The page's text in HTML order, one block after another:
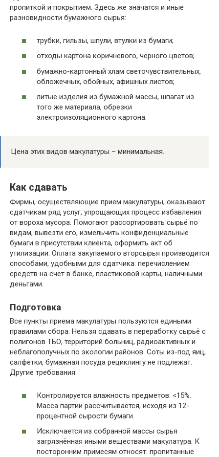
пропиткой и покрытием. Здесь же значатся и иные
разновидности бумажного сырья:
трубки, гильзы, шпули, втулки из бумаги;
отходы картона коричневого, чёрного цветов;
бумажно-картонный хлам светочувствительных,
обложечных, обойных, афишных листов;
литые изделия из бумажной массы, шпагат из
того же материала, обрезки
электроизоляционного картона.
Цена этих видов макулатуры – минимальная.
Как сдавать
Фирмы, осуществляющие прием макулатуры, оказывают
сдатчикам ряд услуг, упрощающих процесс избавления
от вороха мусора. Помогают рассортировать сырьё по
видам, вывезти его, измельчить конфиденциальные
бумаги в присутствии клиента, оформить акт об
утилизации. Оплата закупаемого вторсырья производится
способами, удобными для сдатчика: перечислением
средств на счёт в банке, пластиковой карты, наличными
деньгами.
Подготовка
Все пункты приема макулатуры пользуются едиными
правилами сбора. Нельзя сдавать в переработку сырьё с
полигонов ТБО, территорий больниц, радиоактивных и
неблагополучных по экологии районов. Соты из-под яиц,
салфетки, бумажная посуда рециклингу не подлежат.
Другие требования:
Контролируется влажность предметов: <15%.
Масса партии рассчитывается, исходя из 12-
процентной сырости бумаги.
Исключается из собранной массы сырья
загрязнённая иными веществами макулатура. К
посторонним примесям относят: пропитанные